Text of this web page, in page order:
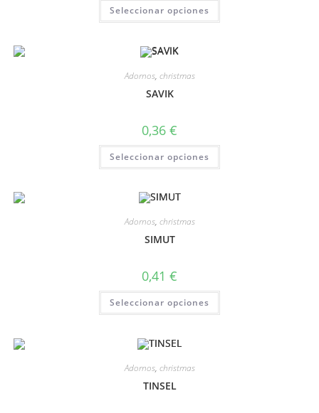
Seleccionar opciones
Adornos, christmas
SAVIK
0,36 €
Seleccionar opciones
Adornos, christmas
SIMUT
0,41 €
Seleccionar opciones
Adornos, christmas
TINSEL